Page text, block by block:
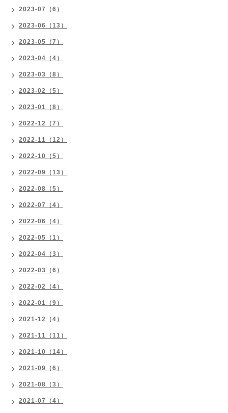
2023-07（6）
2023-06（13）
2023-05（7）
2023-04（4）
2023-03（8）
2023-02（5）
2023-01（8）
2022-12（7）
2022-11（12）
2022-10（5）
2022-09（13）
2022-08（5）
2022-07（4）
2022-06（4）
2022-05（1）
2022-04（3）
2022-03（6）
2022-02（4）
2022-01（9）
2021-12（4）
2021-11（11）
2021-10（14）
2021-09（6）
2021-08（3）
2021-07（4）